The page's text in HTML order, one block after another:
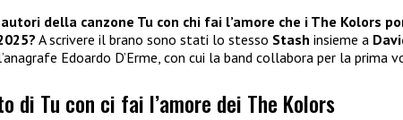
della canzone Tu con chi fai l’amore che i The Kolors
A scrivere il brano sono stati lo stesso Stash insieme a
Edoardo D’Erme, con cui la band collabora per la prima
di Tu con ci fai l’amore dei The Kolors